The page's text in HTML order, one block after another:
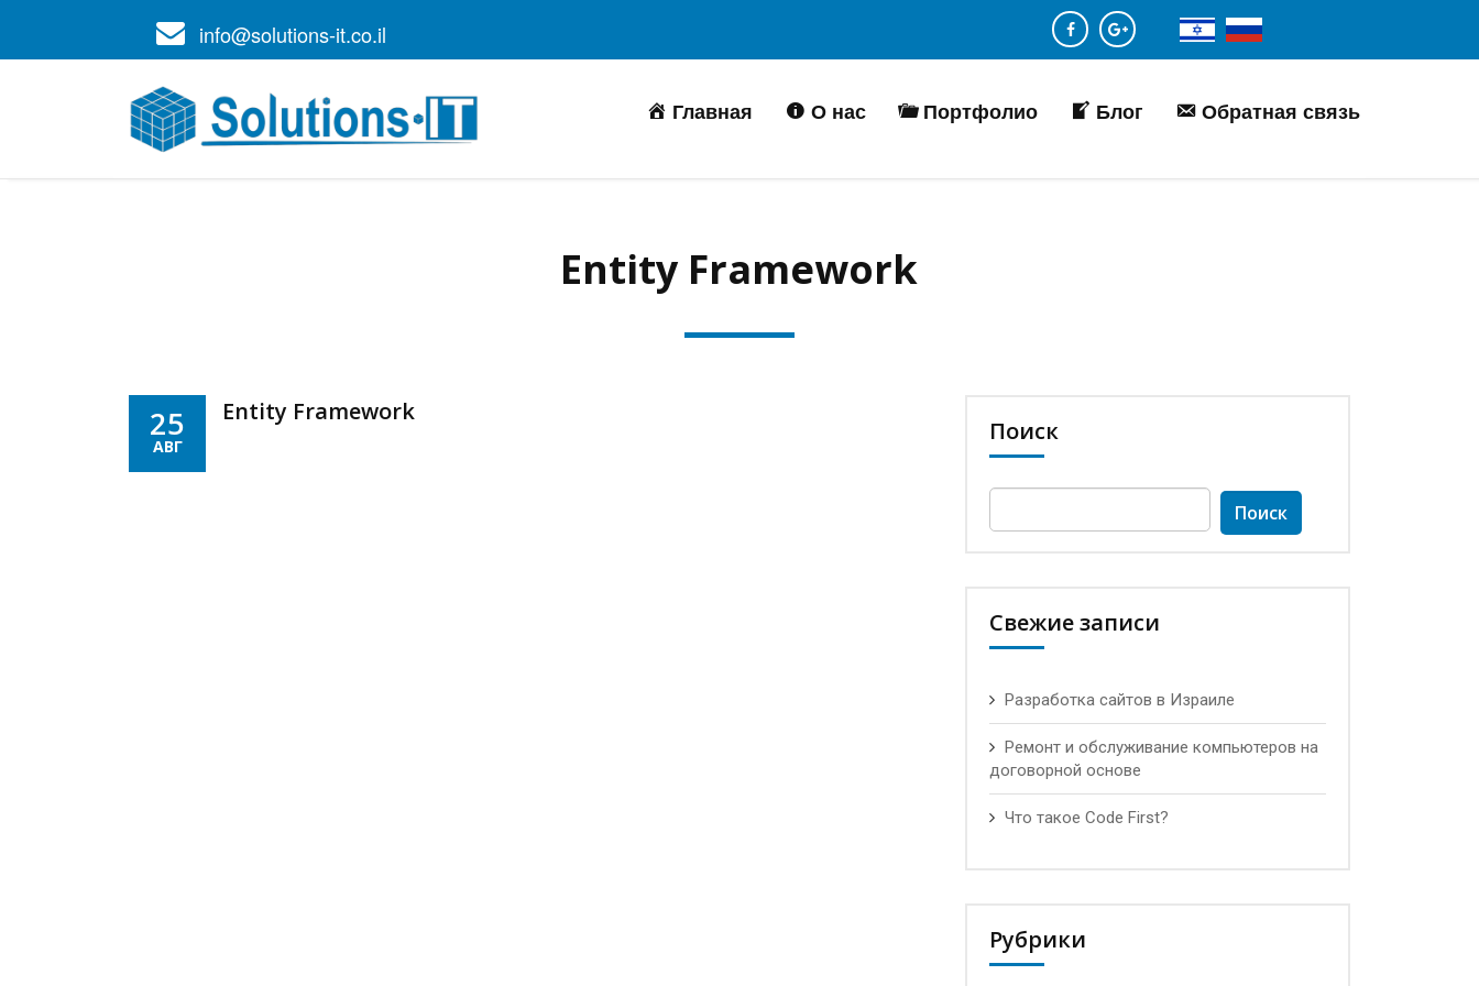
info@solutions-it.co.il
Главная О нас Портфолио Блог Обратная связь
Entity Framework
25
АВГ
Entity Framework
Поиск
Найти:
Свежие записи
Разработка сайтов в Израиле
Ремонт и обслуживание компьютеров на
договорной основе
Что такое Code First?
Рубрики